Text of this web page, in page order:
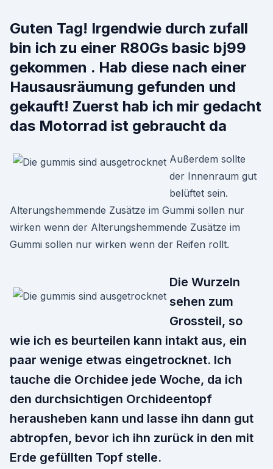
Guten Tag! Irgendwie durch zufall
bin ich zu einer R80Gs basic bj99
gekommen . Hab diese nach einer
Hausausräumung gefunden und
gekauft! Zuerst hab ich mir gedacht
das Motorrad ist gebraucht da
Außerdem sollte
der Innenraum gut
belüftet sein.
Alterungshemmende Zusätze im Gummi sollen nur
wirken wenn der Alterungshemmende Zusätze im
Gummi sollen nur wirken wenn der Reifen rollt.
Die Wurzeln
sehen zum
Grossteil, so
wie ich es beurteilen kann intakt aus, ein
paar wenige etwas eingetrocknet. Ich
tauche die Orchidee jede Woche, da ich
den durchsichtigen Orchideentopf
herausheben kann und lasse ihn dann gut
abtropfen, bevor ich ihn zurück in den mit
Erde gefüllten Topf stelle.